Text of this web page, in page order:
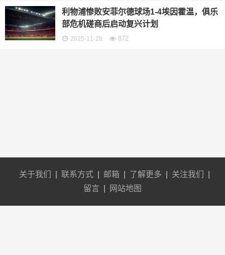
利物浦惨败安菲尔德球场1-4埃因霍温，俱乐
部危机磋商后启动复兴计划
2025-11-28 872
关于我们 联系方式 邮箱 了解更多 关注我们
留言
网站地图